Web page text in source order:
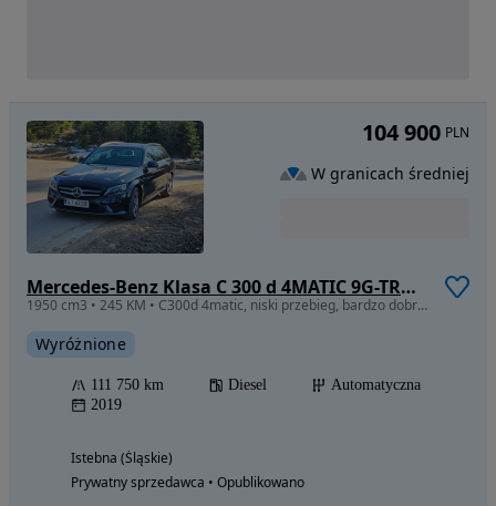
Mercedes-Benz Klasa C 300 d 4MATIC 9G-TRONIC
1950 cm3 • 245 KM • C300d 4matic, niski przebieg, bardzo dobrze wyposażony
Wyróżnione
111 750 km Diesel
Automatyczna
2019
Istebna (Śląskie)
Prywatny sprzedawca • Opublikowano
104 900 PLN
W granicach średniej